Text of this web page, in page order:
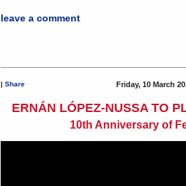
leave a comment
| Share Friday, 10 March
ERNÁN LÓPEZ-NUSSA TO
10th Anniversary of